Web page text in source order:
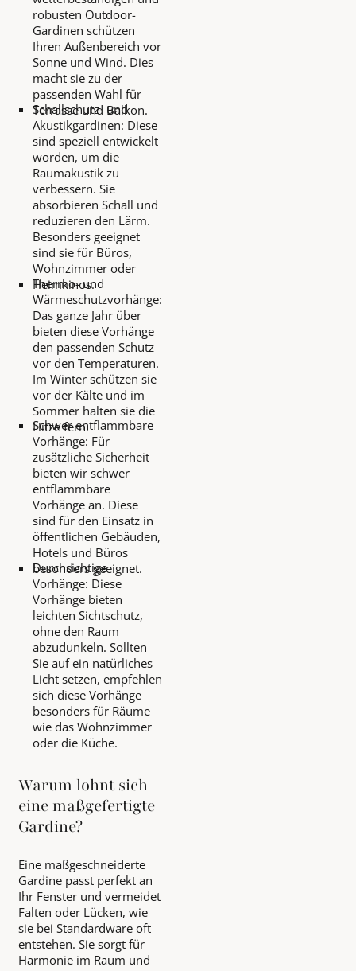
robusten Outdoor-
Gardinen schützen
Ihren Außenbereich vor
Sonne und Wind. Dies
macht sie zu der
passenden Wahl für
Terrasse und Balkon.
Schallschutz- und
Akustikgardinen: Diese
sind speziell entwickelt
worden, um die
Raumakustik zu
verbessern. Sie
absorbieren Schall und
reduzieren den Lärm.
Besonders geeignet
sind sie für Büros,
Wohnzimmer oder
Heimkinos.
Thermo- und
Wärmeschutzvorhänge:
Das ganze Jahr über
bieten diese Vorhänge
den passenden Schutz
vor den Temperaturen.
Im Winter schützen sie
vor der Kälte und im
Sommer halten sie die
Hitze fern.
Schwer entflammbare
Vorhänge: Für
zusätzliche Sicherheit
bieten wir schwer
entflammbare
Vorhänge an. Diese
sind für den Einsatz in
öffentlichen Gebäuden,
Hotels und Büros
besonders geeignet.
Durchsichtige
Vorhänge: Diese
Vorhänge bieten
leichten Sichtschutz,
ohne den Raum
abzudunkeln. Sollten
Sie auf ein natürliches
Licht setzen, empfehlen
sich diese Vorhänge
besonders für Räume
wie das Wohnzimmer
oder die Küche.
Warum lohnt sich
eine maßgefertigte
Gardine?
Eine maßgeschneiderte
Gardine passt perfekt an
Ihr Fenster und vermeidet
Falten oder Lücken, wie
sie bei Standardware oft
entstehen. Sie sorgt für
Harmonie im Raum und